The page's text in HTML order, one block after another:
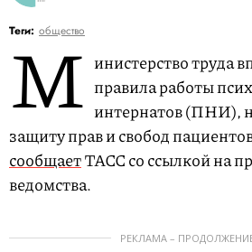
Теги: общество
М инистерство труда
правила работы
интернатов (ПНИ),
защиту прав и свобод
сообщаетТАСС со ссылкой на
ведомства.
РЕКЛАМА –